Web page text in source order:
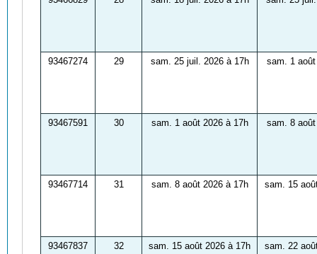
93467274 29 sam. 25 juil. 2026 à 17h sam. 1
93467591 30 sam. 1 août 2026 à 17h sam. 8
93467714 31 sam. 8 août 2026 à 17h sam. 15
93467837 32 sam. 15 août 2026 à 17h sam. 22